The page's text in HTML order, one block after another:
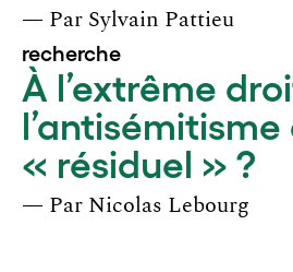
— Par Sylvain Pattieu
recherche
À l’extrême
l’antisémitisme
« résiduel » ?
— Par Nicolas Lebourg